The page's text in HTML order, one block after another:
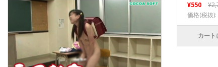
¥550
価格(税抜
カート